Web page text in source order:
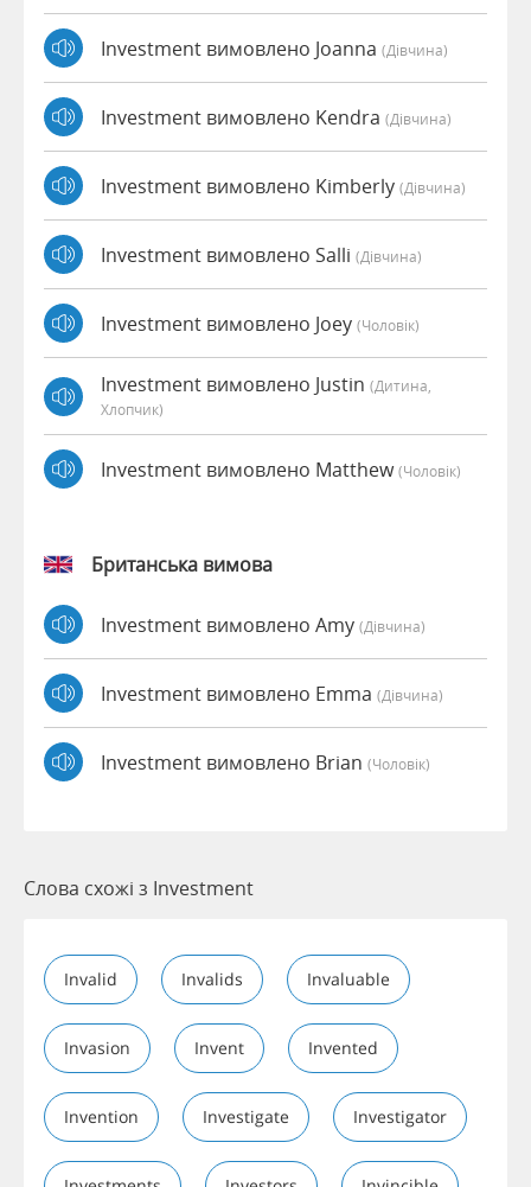
Investment вимовлено Joanna (дівчина)
Investment вимовлено Kendra (дівчина)
Investment вимовлено Kimberly (дівчина)
Investment вимовлено Salli (дівчина)
Investment вимовлено Joey (чоловік)
Investment вимовлено Justin (дитина,
Хлопчик)
Investment вимовлено Matthew(чоловік)
Британська вимова
Investment вимовлено Amy (дівчина)
Investment вимовлено Emma (дівчина)
Investment вимовлено Brian (чоловік)
Слова схожі з Investment
Invalid Invalids Invaluable
Invasion Invent Invented
Invention Investigate Investigator